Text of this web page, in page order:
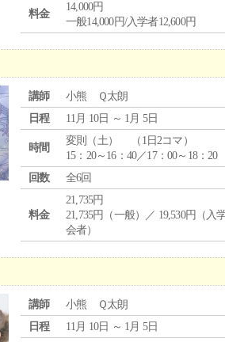
料金
14,000円
一般14,000円/入学者12,600円
講師
小熊 Ｑ太朗
日程
11月 10日 ～ 1月 5日
時間
変則（土） （1日2コマ）
15：20～16：40／17：00～18：20
回数
全6回
料金
21,735円
21,735円（一般）／ 19,530円（入
会者）
講師
小熊 Ｑ太朗
日程
11月 10日 ～ 1月 5日